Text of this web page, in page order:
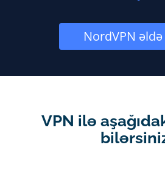
NordVPN
VPN ilə